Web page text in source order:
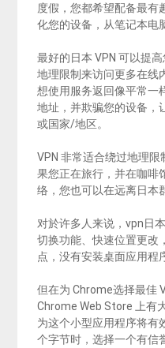
度假，您都希望配备最有
化您的设备，从笔记本电
最好的日本 VPN 可以提
地理限制来访问更多在线
想使用服务返回像平常一
地址，并欺骗您的设备，
或国家/地区。
VPN 非常适合绕过地理
果您正在旅行，并在咖啡
络，您也可以在远离日本
对於许多人来说，vpn日
切换功能、快速位置更改
点，没有安装桌面应用程
但在为 Chrome选择最佳
Chrome Web Store 上有
为这个小型应用程序将有
个字节时，选择一个有信